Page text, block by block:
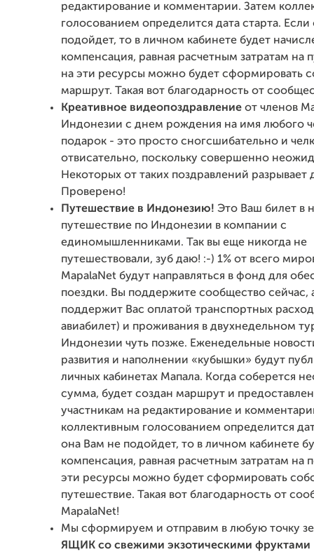
редактирование и комментарии. Затем
голосованием определится дата старта.
подойдет, то в личном кабинете будет
компенсация, равная расчетным затратам на
на эти ресурсы можно будет сформировать
маршрут. Такая вот благодарность от
Креативное видеопоздравление от членов
Индонезии с днем рождения на имя любого
подарок - это просто сногсшибательно и
отвисательно, поскольку совершенно
Некоторых от таких поздравлений разрывает
Проверено!
Путешествие в Индонезию! Это Ваш билет в
путешествие по Индонезии в компании с
единомышленниками. Так вы еще никогда не
путешествовали, зуб даю! :-) 1% от всего
MapalaNet будут направляться в фонд для
поездки. Вы поддержите сообщество сейчас,
поддержит Вас оплатой транспортных
авиабилет) и проживания в двухнедельном
Индонезии чуть позже. Еженедельные
развития и наполнении «кубышки» будут
личных кабинетах Мапала. Когда соберется
сумма, будет создан маршрут и
участникам на редактирование и
коллективным голосованием определится
она Вам не подойдет, то в личном кабинете
компенсация, равная расчетным затратам на
эти ресурсы можно будет сформировать
путешествие. Такая вот благодарность от
MapalaNet!
Мы сформируем и отправим в любую точку
ЯЩИК со свежими экзотическими фруктами